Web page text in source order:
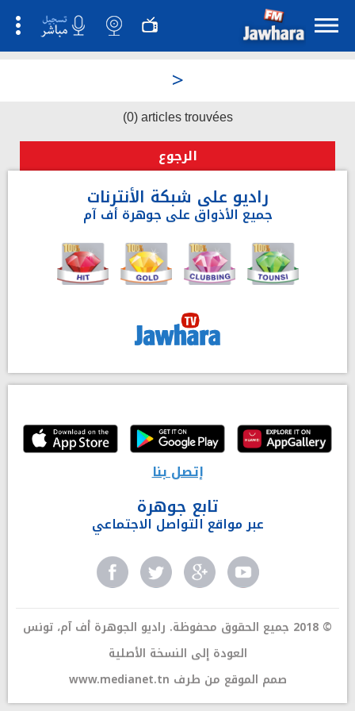
>
(0) articles trouvées
الرجوع
راديو على شبكة الأنترنات
جميع الأذواق على جوهرة أف آم
إتصل بنا
تابع جوهرة
عبر مواقع التواصل الاجتماعي
© 2018 جميع الحقوق محفوظة. راديو الجوهرة أف آم، تونس
العودة إلى النسخة الأصلية
www.medianet.tn صمم الموقع من طرف